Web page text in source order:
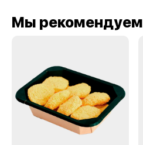
Мы рекомендуем